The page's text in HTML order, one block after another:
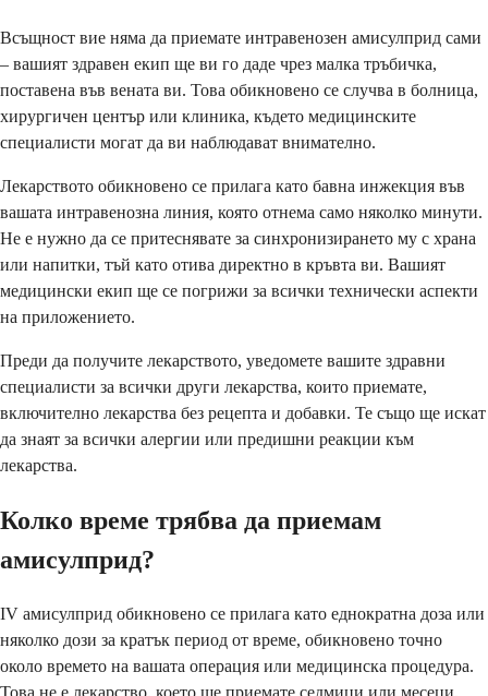
Всъщност вие няма да приемате интравенозен амисулприд сами
– вашият здравен екип ще ви го даде чрез малка тръбичка,
поставена във вената ви. Това обикновено се случва в болница,
хирургичен център или клиника, където медицинските
специалисти могат да ви наблюдават внимателно.
Лекарството обикновено се прилага като бавна инжекция във
вашата интравенозна линия, която отнема само няколко минути.
Не е нужно да се притеснявате за синхронизирането му с храна
или напитки, тъй като отива директно в кръвта ви. Вашият
медицински екип ще се погрижи за всички технически аспекти
на приложението.
Преди да получите лекарството, уведомете вашите здравни
специалисти за всички други лекарства, които приемате,
включително лекарства без рецепта и добавки. Те също ще искат
да знаят за всички алергии или предишни реакции към
лекарства.
Колко време трябва да приемам
амисулприд?
IV амисулприд обикновено се прилага като еднократна доза или
няколко дози за кратък период от време, обикновено точно
около времето на вашата операция или медицинска процедура.